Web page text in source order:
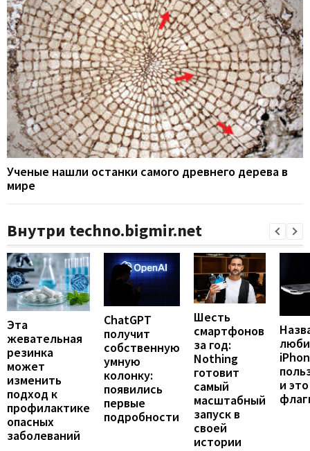
Ученые нашли останки самого древнего дерева в
мире
Внутри techno.bigmir.net
Эта
жевательная
резинка
может
изменить
подход к
профилактике
опасных
заболеваний
ChatGPT
получит
собственную
умную
колонку:
появились
первые
подробности
Шесть
смартфонов
за год:
Nothing
готовит
самый
масштабный
запуск в
своей
истории
и